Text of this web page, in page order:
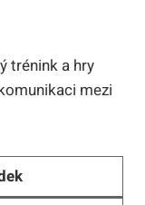
trénink a hry
mezi